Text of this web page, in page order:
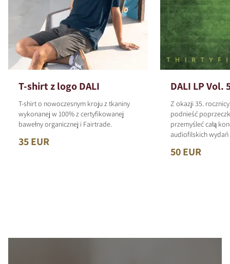
T-shirt z logo DALI
T-shirt o nowoczesnym kroju z tkaniny
wykonanej w 100% z certyfikowanej
bawełny organicznej i Fairtrade.
35 EUR
DALI LP Vol.
Z okazji 35.
podnieść
przemyśleć całą
audiofilskich
50 EUR